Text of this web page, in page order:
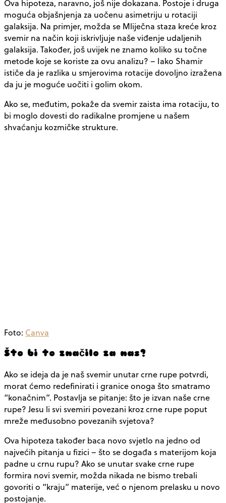
Ova hipoteza, naravno, još nije dokazana. Postoje i druga
moguća objašnjenja za uočenu asimetriju u rotaciji
galaksija. Na primjer, možda se Mliječna staza kreće kroz
svemir na način koji iskrivljuje naše viđenje udaljenih
galaksija. Također, još uvijek ne znamo koliko su točne
metode koje se koriste za ovu analizu? – Iako Shamir
ističe da je razlika u smjerovima rotacije dovoljno izražena
da ju je moguće uočiti i golim okom.
Ako se, međutim, pokaže da svemir zaista ima rotaciju, to
bi moglo dovesti do radikalne promjene u našem
shvaćanju kozmičke strukture.
Foto: Canva
Što bi to značilo za nas?
Ako se ideja da je naš svemir unutar crne rupe potvrdi,
morat ćemo redefinirati i granice onoga što smatramo
“konačnim”. Postavlja se pitanje: što je izvan naše crne
rupe? Jesu li svi svemiri povezani kroz crne rupe poput
mreže međusobno povezanih svjetova?
Ova hipoteza također baca novo svjetlo na jedno od
najvećih pitanja u fizici – što se događa s materijom koja
padne u crnu rupu? Ako se unutar svake crne rupe
formira novi svemir, možda nikada ne bismo trebali
govoriti o “kraju” materije, već o njenom prelasku u novo
postojanje.